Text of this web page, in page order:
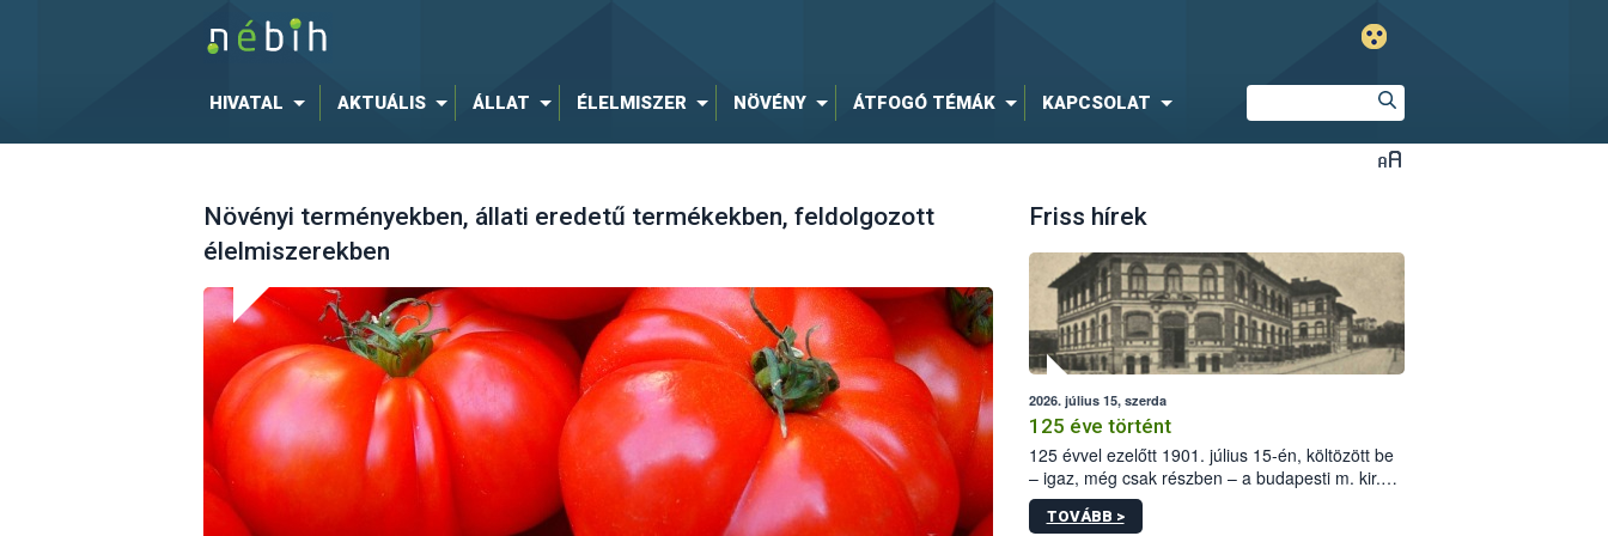
HIVATAL AKTUÁLIS ÁLLAT ÉLELMISZER NÖVÉNY ÁTFOGÓ TÉMÁK KAPCSOLAT
Növényi terményekben, állati eredetű termékekben, feldolgozott
élelmiszerekben
Friss hírek
2026. július 15, szerda
125 éve történt
125 évvel ezelőtt 1901. július 15-én, költözött be
– igaz, még csak részben – a budapesti m. kir.
állami vetőmagvizsgáló állomás a Kis Rókus utca
15. szám alatti, Czigler Győző által tervezett új
TOVÁBB >